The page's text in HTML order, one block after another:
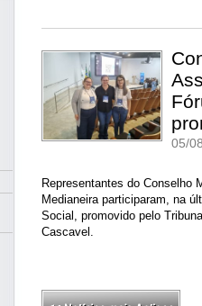
05/
Representantes do Conselho
Medianeira participaram, na
Social, promovido pelo
Cascavel.